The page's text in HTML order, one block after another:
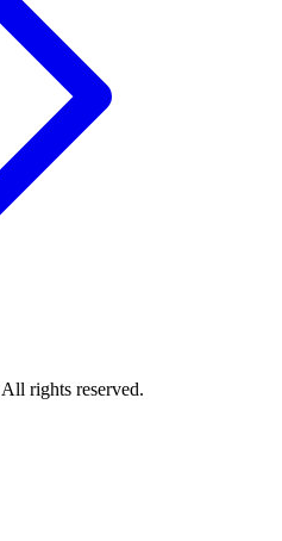
rights reserved.